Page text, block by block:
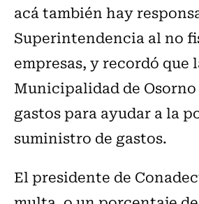
acá también hay
Superintendencia al no
empresas, y recordó que
Municipalidad de
gastos para ayudar a la
suministro de gastos.
El presidente de